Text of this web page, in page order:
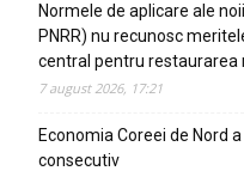
Normele de aplicare ale
PNRR) nu recunosc
central pentru restaurarea
7 august 2026, 17:21
Economia Coreei de Nord
consecutiv